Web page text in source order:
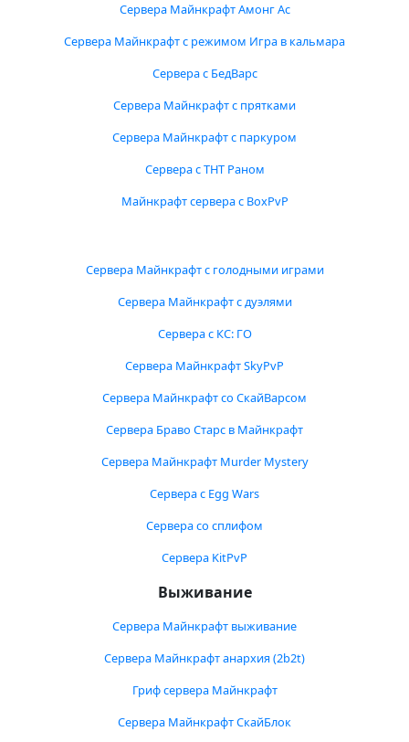
Сервера Майнкрафт Амонг Ас
Сервера Майнкрафт с режимом Игра в кальмара
Сервера с БедВарс
Сервера Майнкрафт с прятками
Сервера Майнкрафт с паркуром
Сервера с ТНТ Раном
Майнкрафт сервера с BoxPvP
Сервера Майнкрафт с голодными играми
Сервера Майнкрафт с дуэлями
Сервера с КС: ГО
Сервера Майнкрафт SkyPvP
Сервера Майнкрафт со СкайВарсом
Сервера Браво Старс в Майнкрафт
Сервера Майнкрафт Murder Mystery
Сервера с Egg Wars
Сервера со сплифом
Сервера KitPvP
Выживание
Сервера Майнкрафт выживание
Сервера Майнкрафт анархия (2b2t)
Гриф сервера Майнкрафт
Сервера Майнкрафт СкайБлок